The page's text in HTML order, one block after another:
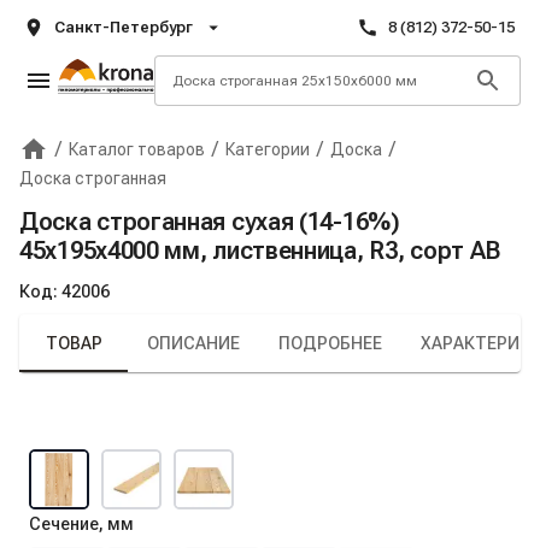
Санкт-Петербург 8 (812) 372-50-15
Главная
/ Каталог товаров / Категории / Доска /
Доска строганная
Доска строганная сухая (14-16%)
45х195х4000 мм, лиственница, R3, сорт AB
Код: 42006
Крона
ТОВАР ОПИСАНИЕ ПОДРОБНЕЕ
Сечение, мм